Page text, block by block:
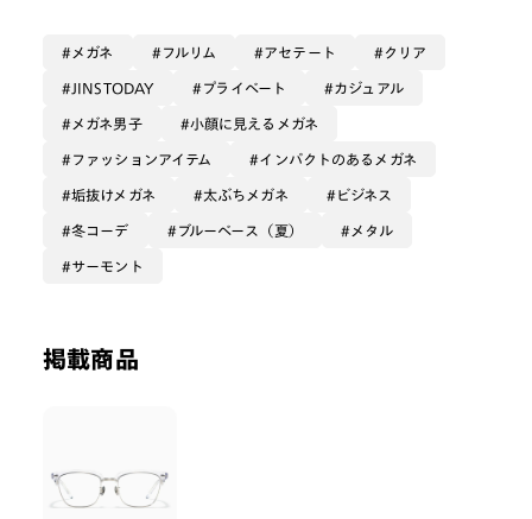
たホワイトタートルネックで。
落ち着いた雰囲気に、クリアカラーで抜け感を演出して
います。
メガネ フルリム アセテート クリア
JINSTODAY プライベート カジュアル
メガネ男子 小顔に見えるメガネ
ファッションアイテム インパクトのあるメガネ
垢抜けメガネ 太ぶちメガネ ビジネス
冬コーデ ブルーベース（夏） メタル
サーモント
掲載商品